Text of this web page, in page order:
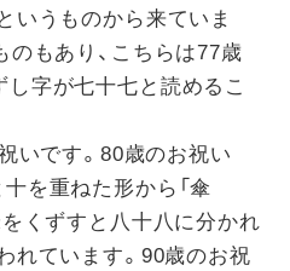
いうものから来ていま
のもあり、こちらは77歳
字が七十七と読めるこ
いです。80歳のお祝い
を重ねた形から「傘
くずすと八十八に分かれ
れています。90歳のお祝